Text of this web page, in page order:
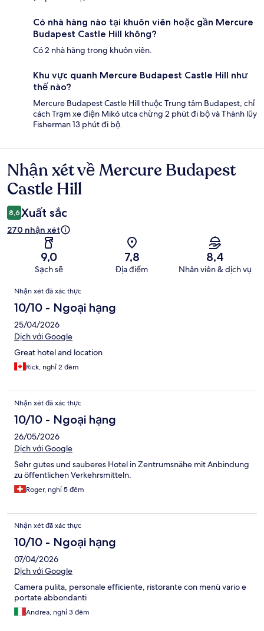
Có nhà hàng nào tại khuôn viên hoặc gần Mercure
Budapest Castle Hill không?
Có 2 nhà hàng trong khuôn viên.
Khu vực quanh Mercure Budapest Castle Hill như
thế nào?
Mercure Budapest Castle Hill thuộc Trung tâm Budapest, chỉ
cách Trạm xe điện Mikó utca chừng 2 phút đi bộ và Thành lũy
Fisherman 13 phút đi bộ.
Nhận
xét
Nhận xét về Mercure Budapest
Castle Hill
8,6 Xuất sắc
270 nhận xét
9,0
Sạch sẽ
7,8
Địa điểm
8,4
Nhân viên & dịch vụ
Nhận
xét
Nhận xét đã xác thực
10/10 - Ngoại hạng
25/04/2026
Dịch với Google
Great hotel and location
Rick, nghỉ 2 đêm
Nhận xét đã xác thực
10/10 - Ngoại hạng
26/05/2026
Dịch với Google
Sehr gutes und sauberes Hotel in Zentrumsnähe mit Anbindung
zu öffentlichen Verkehrsmitteln.
Roger, nghỉ 5 đêm
Nhận xét đã xác thực
10/10 - Ngoại hạng
07/04/2026
Dịch với Google
Camera pulita, personale efficiente, ristorante con menù vario e
portate abbondanti
Andrea, nghỉ 3 đêm